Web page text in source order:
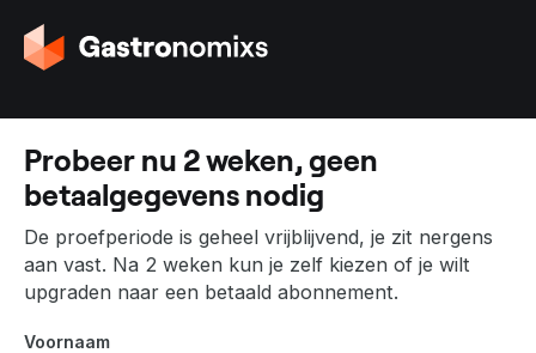
G
a
a
a
r
d
e
h
o
e
Probeer nu 2 weken, geen
betaalgegevens nodig
De proefperiode is geheel vrijblijvend, je zit nergens
aan vast. Na 2 weken kun je zelf kiezen of je wilt
upgraden naar een betaald abonnement.
Voornaam